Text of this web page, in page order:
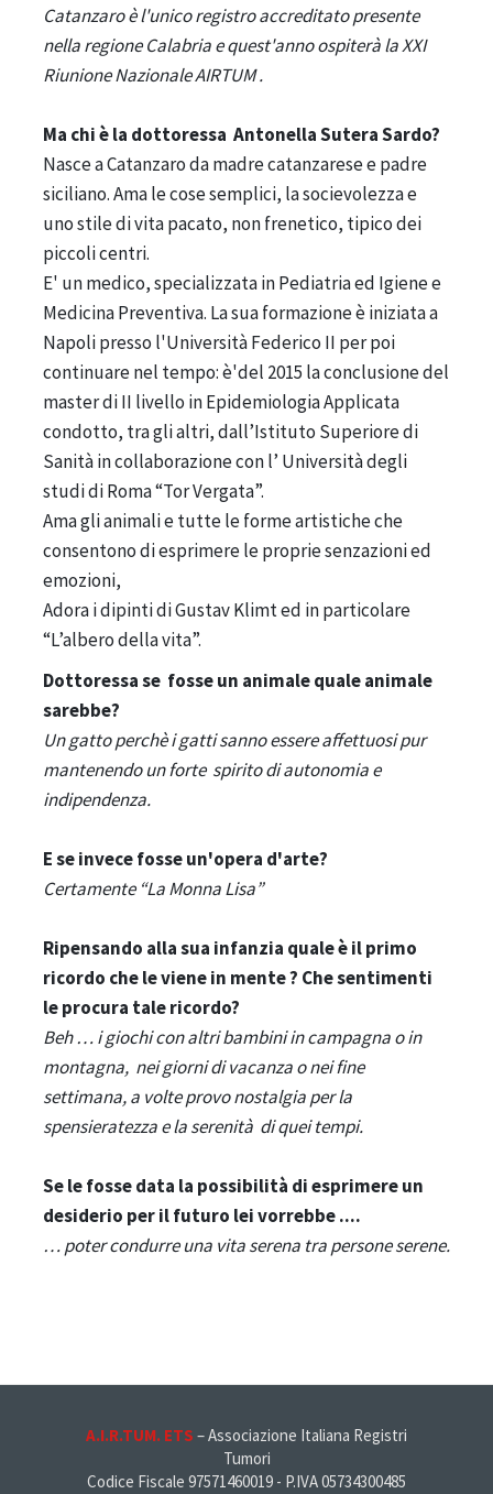
Catanzaro è l'unico registro accreditato presente
nella regione Calabria e quest'anno ospiterà la XXI
Riunione Nazionale AIRTUM .
Ma chi è la dottoressa Antonella Sutera Sardo?
Nasce a Catanzaro da madre catanzarese e padre
siciliano. Ama le cose semplici, la socievolezza e
uno stile di vita pacato, non frenetico, tipico dei
piccoli centri.
E' un medico, specializzata in Pediatria ed Igiene e
Medicina Preventiva. La sua formazione è iniziata a
Napoli presso l'Università Federico II per poi
continuare nel tempo: è'del 2015 la conclusione del
master di II livello in Epidemiologia Applicata
condotto, tra gli altri, dall’Istituto Superiore di
Sanità in collaborazione con l’ Università degli
studi di Roma “Tor Vergata”.
Ama gli animali e tutte le forme artistiche che
consentono di esprimere le proprie senzazioni ed
emozioni,
Adora i dipinti di Gustav Klimt ed in particolare
“L’albero della vita”.
Dottoressa se fosse un animale quale animale
sarebbe?
Un gatto perchè i gatti sanno essere affettuosi pur
mantenendo un forte spirito di autonomia e
indipendenza.
E se invece fosse un'opera d'arte?
Certamente “La Monna Lisa”
Ripensando alla sua infanzia quale è il primo
ricordo che le viene in mente ? Che sentimenti
le procura tale ricordo?
Beh … i giochi con altri bambini in campagna o in
montagna, nei giorni di vacanza o nei fine
settimana, a volte provo nostalgia per la
spensieratezza e la serenità di quei tempi.
Se le fosse data la possibilità di esprimere un
desiderio per il futuro lei vorrebbe ....
… poter condurre una vita serena tra persone serene.
A.I.R.TUM. ETS – Associazione Italiana Registri
Tumori
Codice Fiscale 97571460019 - P.IVA 05734300485